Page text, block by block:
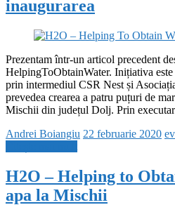
inaugurarea
Prezentam într-un articol precedent
HelpingToObtainWater. Inițiativa
prin intermediul CSR Nest și
prevedea crearea a patru puțuri de
Mischii din județul Dolj. Prin
Andrei Boiangiu 22 februarie 2020
H2O – Helping to
apa la Mischii